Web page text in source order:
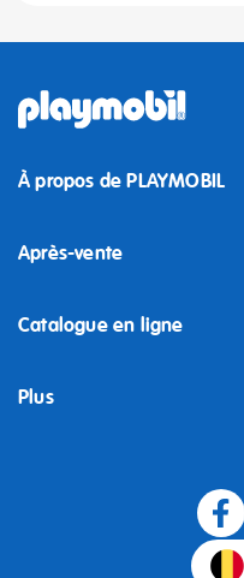
À propos de PLAYMOBIL
Après-vente
Catalogue en ligne
Plus